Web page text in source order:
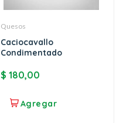
Quesos
Caciocavallo
Condimentado
$ 180,00